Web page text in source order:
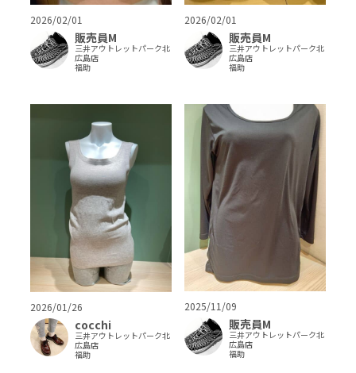
2026/02/01
販売員M
三井アウトレットパーク北
広島店
福助
2026/02/01
販売員M
三井アウトレットパーク北
広島店
福助
2026/01/26
cocchi
三井アウトレットパーク北
広島店
福助
2025/11/09
販売員M
三井アウトレットパーク北
広島店
福助